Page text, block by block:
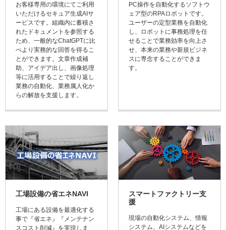
お客様専用の環境にてご利用
いただけるセキュア生成AIサ
ービスです。組織内に蓄積さ
れたドキュメントを参照する
ため、一般的なChatGPTに比
べより実務的な回答を得るこ
とができます。文章作成補
助、アイデア出し、画像処理
等に活用することで繰り返し
業務の自動化、業務属人化か
らの解放を支援します。
PC操作を自動化するソフトウ
ェア型のRPAロボットです。
ユーザーの定型業務を自動化
し、ロボットに事務処理を任
せることで業務効率を向上さ
せ、本来の業務や新規ビジネ
スに専念することができま
す。
工場設備の省エネNAVI
工場にある設備を最適化する
事で『省エネ』『メンテナン
スコスト削減』を実現しま
スマートファクトリー支
援
現場の自動化システム、情報
システム、AIシステムなどを